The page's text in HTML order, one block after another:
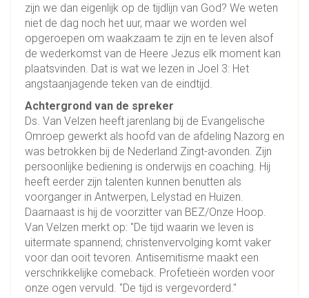
zijn we dan eigenlijk op de tijdlijn van God? We weten
niet de dag noch het uur, maar we worden wel
opgeroepen om waakzaam te zijn en te leven alsof
de wederkomst van de Heere Jezus elk moment kan
plaatsvinden. Dat is wat we lezen in Joel 3: Het
angstaanjagende teken van de eindtijd.
Achtergrond van de spreker
Ds. Van Velzen heeft jarenlang bij de Evangelische
Omroep gewerkt als hoofd van de afdeling Nazorg en
was betrokken bij de Nederland Zingt-avonden. Zijn
persoonlijke bediening is onderwijs en coaching. Hij
heeft eerder zijn talenten kunnen benutten als
voorganger in Antwerpen, Lelystad en Huizen.
Daarnaast is hij de voorzitter van BEZ/Onze Hoop.
Van Velzen merkt op: "De tijd waarin we leven is
uitermate spannend; christenvervolging komt vaker
voor dan ooit tevoren. Antisemitisme maakt een
verschrikkelijke comeback. Profetieën worden voor
onze ogen vervuld. "De tijd is vergevorderd."